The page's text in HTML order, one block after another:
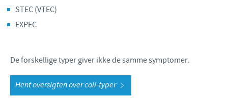
STEC (VTEC)
EXPEC
De forskellige typer giver ikke de samme symptomer.
Hent oversigten over coli-typer